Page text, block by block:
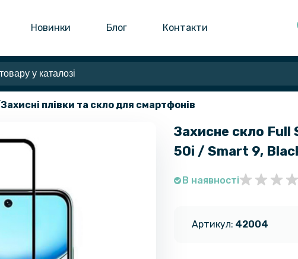
Новинки Блог Контакти
Захисні плівки та скло для смартфонів
Захисне скло Full
50i / Smart 9,
В наявності
Артикул: 42004